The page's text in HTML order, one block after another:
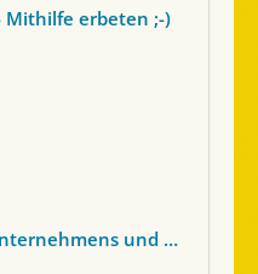
Mithilfe erbeten ;-)
Aushängeschildes AN225